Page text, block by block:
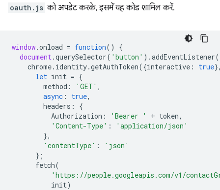
oauth.js को अपडेट करके, इसमें यह कोड शामिल करें.
window.onload = function()
{
document.querySelector( 'button' ).addEventListener(
chrome. identity.getAuthToken({interactive : true
let init = {
method : 'GET' ,
async : true,
headers :
{
Authorization : 'Bearer ' + token,
'Content-Type' :
'application/json'
},
'contentType' :
'json'
};
fetch(
'https://people.googleapis.com/v1/
init)